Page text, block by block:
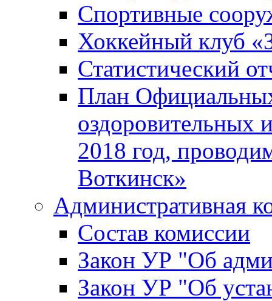
Спортивные
Хоккейный клуб
Статистический
План
оздоровительных
2018 год,
Воткинск»
Административная
Состав комиссии
Закон УР "Об
Закон УР "Об